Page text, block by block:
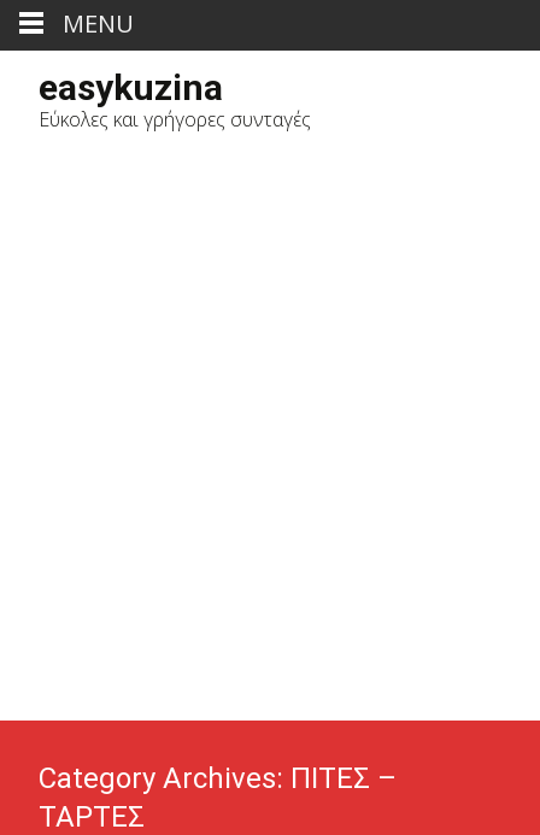
easykuzina
Εύκολες και γρήγορες συνταγές
Category Archives: ΠΙΤΕΣ –
ΤΑΡΤΕΣ
MENU